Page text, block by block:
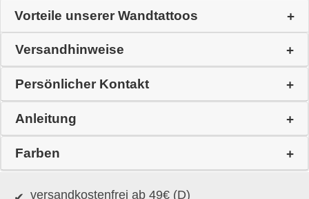
Vorteile unserer Wandtattoos
Versandhinweise
Persönlicher Kontakt
Anleitung
Farben
versandkostenfrei ab 49€ (D)